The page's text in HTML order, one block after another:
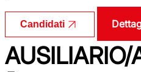
Candidati
AUSILIARIO/